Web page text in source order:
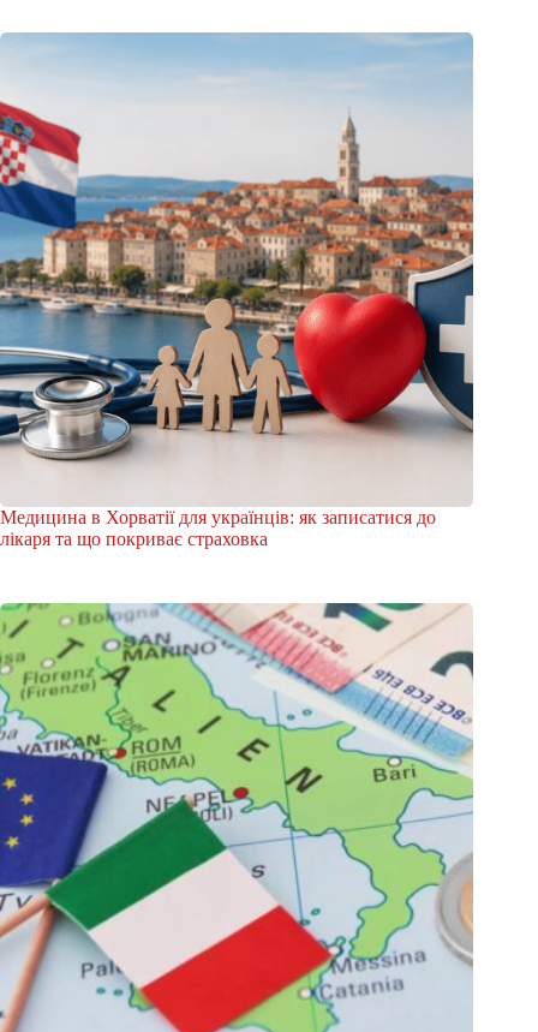
Медицина в Хорватії для українців: як записатися до
лікаря та що покриває страховка